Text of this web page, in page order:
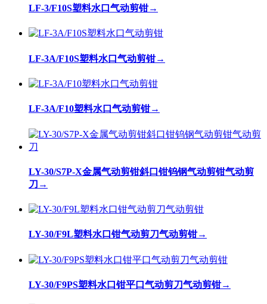
LF-3/F10S塑料水口气动剪钳→
LF-3A/F10S塑料水口气动剪钳→
LF-3A/F10塑料水口气动剪钳→
LY-30/S7P-X金属气动剪钳斜口钳钨钢气动剪钳气动剪
刀 →
LY-30/F9L塑料水口钳气动剪刀气动剪钳→
LY-30/F9PS塑料水口钳平口气动剪刀气动剪钳→